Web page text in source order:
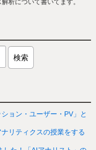
析について書いてます。
ョン・ユーザー・PV」と
リティクスの授業をする